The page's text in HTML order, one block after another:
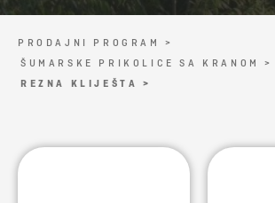
PRODAJNI PROGRAM >
ŠUMARSKE PRIKOLICE SA KRANOM >
REZNA KLIJEŠTA >